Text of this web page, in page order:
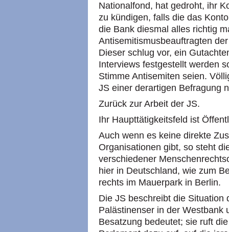
Nationalfond, hat gedroht, ihr
zu kündigen, falls die das
die Bank diesmal alles richtig
Antisemitismusbeauftragten
Dieser schlug vor, ein
Interviews festgestellt werden
Stimme Antisemiten seien.
JS einer derartigen Befragung
Zurück zur Arbeit der JS.
Ihr Haupttätigkeitsfeld ist
Auch wenn es keine direkte
Organisationen gibt, so steht
verschiedener
hier in Deutschland, wie zum
rechts im Mauerpark in Berlin.
Die JS beschreibt die Situation
Palästinenser in der Westbank
Besatzung bedeutet; sie ruft